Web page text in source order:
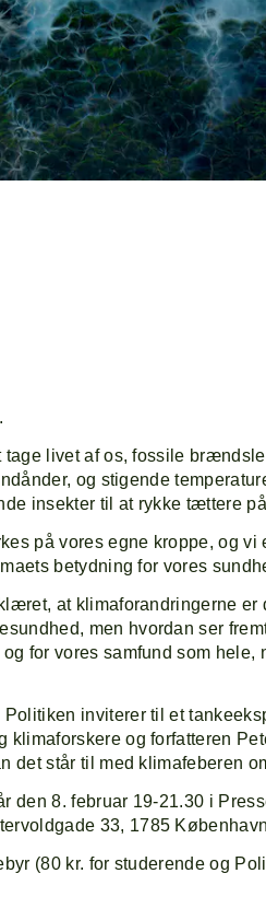
tage livet af os, fossile
og stigende
insekter til at rykke tættere
på vores egne kroppe, og vi
betydning for vores
at klimaforandringerne er
men hvordan ser
for vores samfund som hele,
inviterer til et
klimaforskere og forfatteren
det står til med klimafeberen
den 8. februar 19-21.30 i
33, 1785
(80 kr. for studerende og